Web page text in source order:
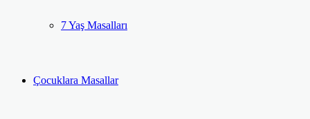
7 Yaş Masalları
Çocuklara Masallar